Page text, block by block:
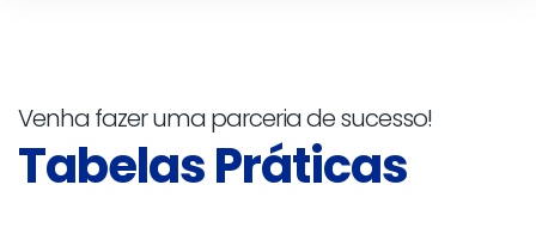
Venha fazer uma parceria de sucesso!
Tabelas Práticas